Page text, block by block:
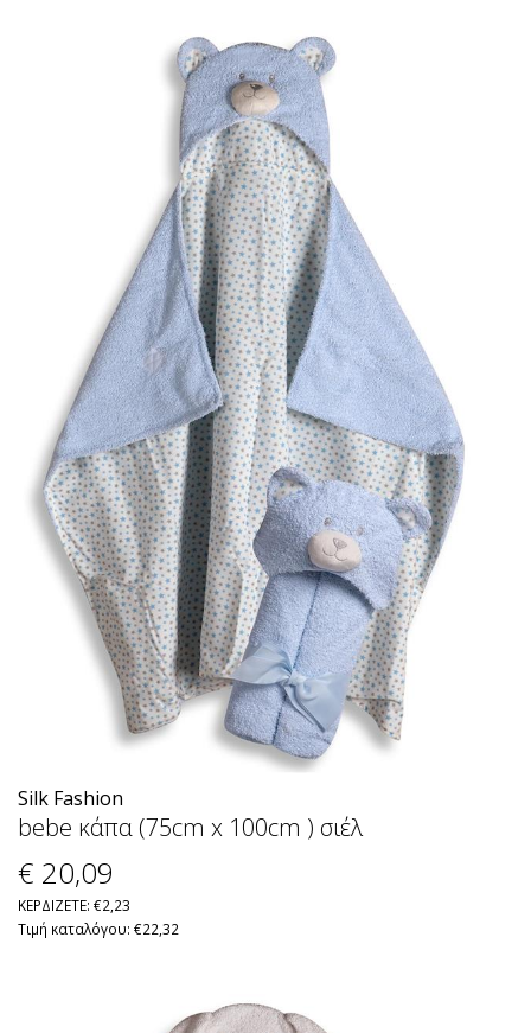
Silk Fashion
bebe κάπα (75cm x 100cm ) σιέλ
€ 20,09
ΚΕΡΔΙΖΕΤΕ: €2,23
Τιμή καταλόγου: €22,32